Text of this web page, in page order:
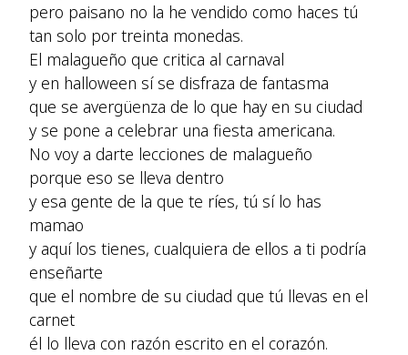
pero paisano no la he vendido como haces tú
tan solo por treinta monedas.
El malagueño que critica al carnaval
y en halloween sí se disfraza de fantasma
que se avergüenza de lo que hay en su ciudad
y se pone a celebrar una fiesta americana.
No voy a darte lecciones de malagueño
porque eso se lleva dentro
y esa gente de la que te ríes, tú sí lo has
mamao
y aquí los tienes, cualquiera de ellos a ti podría
enseñarte
que el nombre de su ciudad que tú llevas en el
carnet
él lo lleva con razón escrito en el corazón.